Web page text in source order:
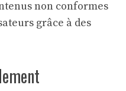
non conformes
grâce à des